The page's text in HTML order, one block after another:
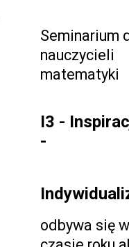
Seminarium
nauczycieli
matematyki
I3 -
-
odbywa się